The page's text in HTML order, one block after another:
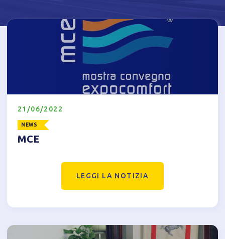
21/06/2022
NEWS
MCE
LEGGI LA NOTIZIA